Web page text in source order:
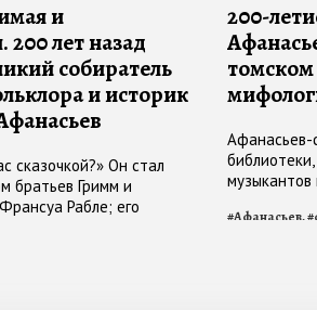
и
200 лет назад
собиратель
и историк
сказочкой?» Он стал
братьев Гримм и
Рабле; его
200-
Афанасьев-
#Афанасьев,#